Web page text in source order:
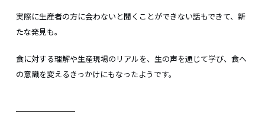
実際に生産者の方に会わないと聞くことができない話もできて、新
たな発見も。
食に対する理解や生産現場のリアルを、生の声を通じて学び、食へ
の意識を変えるきっかけにもなったようです。